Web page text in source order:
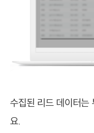
수집된 리드 데이터는
요.